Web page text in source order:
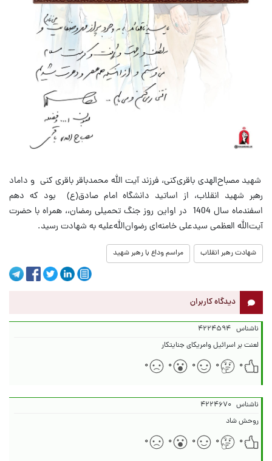
شهید مصباح‌الهدی باقری‌کنی، فرزند آیت الله محمدباقر باقری کنی و داماد
رهبر شهید انقلاب، از اساتید دانشگاه امام صادق(ع) بود که دهم
اسفندماه سال 1404 در اواین روز جنگ تحمیلی رمضان،، همراه با حضرت
آیت‌الله العظمی سیدعلی خامنه‌ای رضوان‌الله‌علیه به شهادت رسید.
شهادت رهبر انقلاب مراسم وداع با رهبر شهید
دیدگاه کاربران
ناشناس ۴۲۲۴۵۹۴
لعنت بر اسرائیل وامریکای جنایتکار
۰
۰ ۰ ۰ ۰
ناشناس ۴۲۲۴۶۷۰
روحش شاد
۰
۰ ۰ ۰ ۰